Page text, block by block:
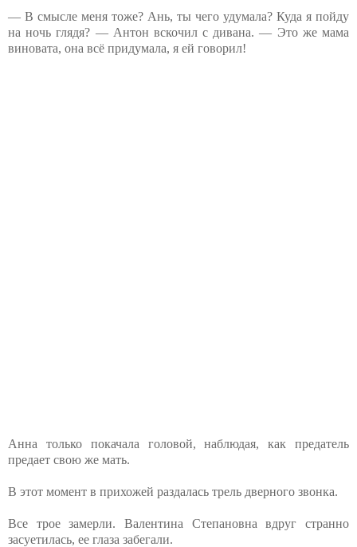
— В смысле меня тоже? Ань, ты чего удумала? Куда я пойду
на ночь глядя? — Антон вскочил с дивана. — Это же мама
виновата, она всё придумала, я ей говорил!
Анна только покачала головой, наблюдая, как предатель
предает свою же мать.
В этот момент в прихожей раздалась трель дверного звонка.
Все трое замерли. Валентина Степановна вдруг странно
засуетилась, ее глаза забегали.